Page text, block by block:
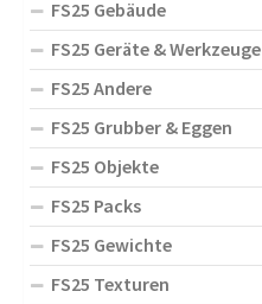
FS25 Gebäude
FS25 Geräte & Werkzeuge
FS25 Andere
FS25 Grubber & Eggen
FS25 Objekte
FS25 Packs
FS25 Gewichte
FS25 Texturen